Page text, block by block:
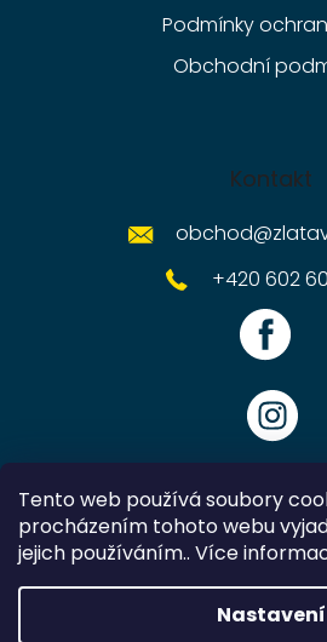
Tento web používá soubory
procházením tohoto webu
jejich používáním.. Více
Nastavení
Podmínky
Obchodní
Kontakt
obchod@
+420 602
Vytvořil